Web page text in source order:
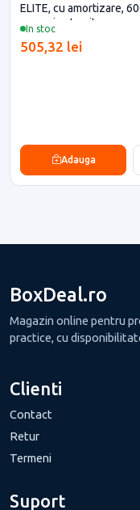
In stoc
ELITE, cu amortizare,
mm, gri antracit
505,32 lei
Adauga
BoxDeal.ro
Magazin online pentru
practice, cu
Clienti
Contact
Retur
Termeni
Suport